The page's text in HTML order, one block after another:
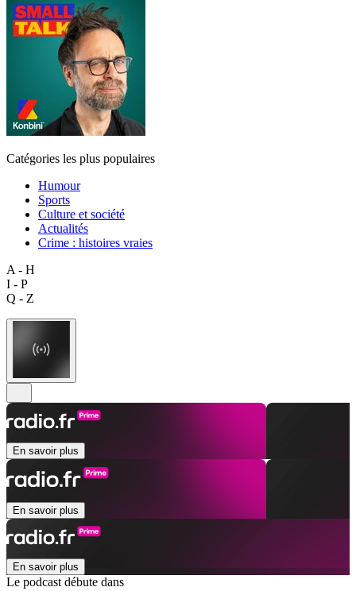
Catégories les plus populaires
Humour
Sports
Culture et société
Actualités
Crime : histoires vraies
A - H
I - P
Q - Z
En savoir plus
En savoir plus
En savoir plus
Le podcast débute dans